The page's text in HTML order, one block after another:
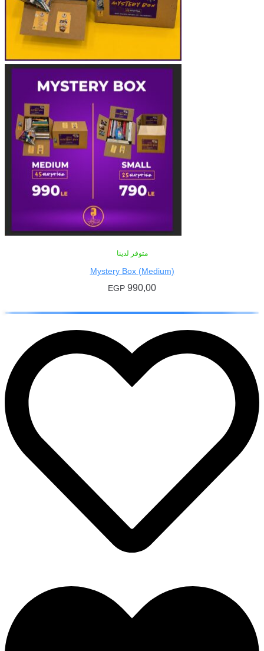
متوفر لدينا
Mystery Box (Medium)
990,00
EGP